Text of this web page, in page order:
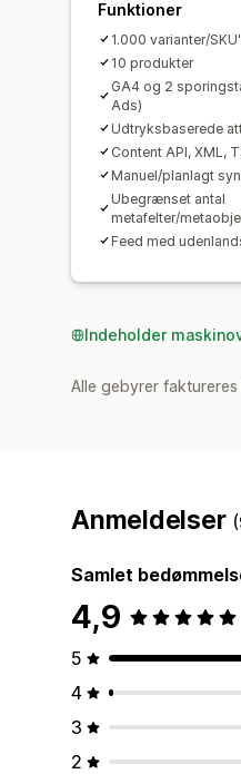
Funktioner
1.000 varianter/
10 produkter
GA4 og 2
Ads)
Udtryksbaserede
Content API, XML,
Manuel/planlagt
Ubegrænset antal
metafelter/
Feed med
Indeholder
Alle gebyrer
Anmeldelser
Samlet
4,9
5
4
3
2